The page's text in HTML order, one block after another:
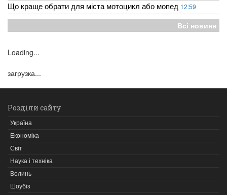
Що краще обрати для міста мотоцикл або мопед 12:59
Всі новини
Loading...
загрузка...
Розділи сайту
Україна
Економіка
Світ
Наука і техніка
Волинь
Шоубіз